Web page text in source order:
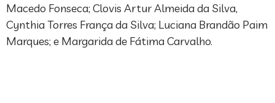
Macedo Fonseca; Clovis Artur Almeida da Silva,
Cynthia Torres França da Silva; Luciana Brandão Paim
Marques; e Margarida de Fátima Carvalho.